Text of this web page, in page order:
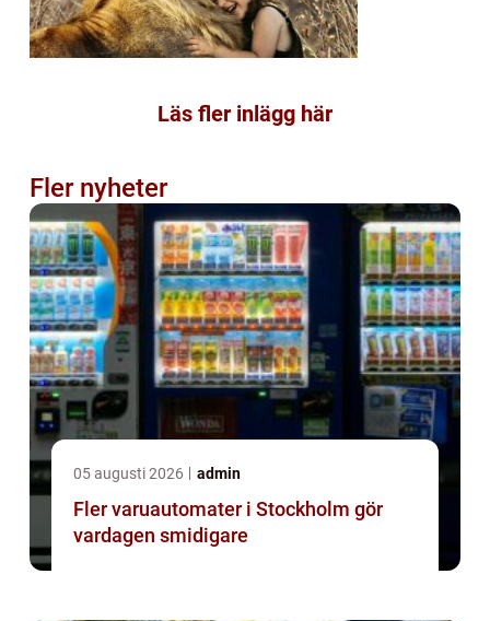
Läs fler inlägg här
Fler nyheter
05 augusti 2026 admin
Fler varuautomater i Stockholm gör
vardagen smidigare